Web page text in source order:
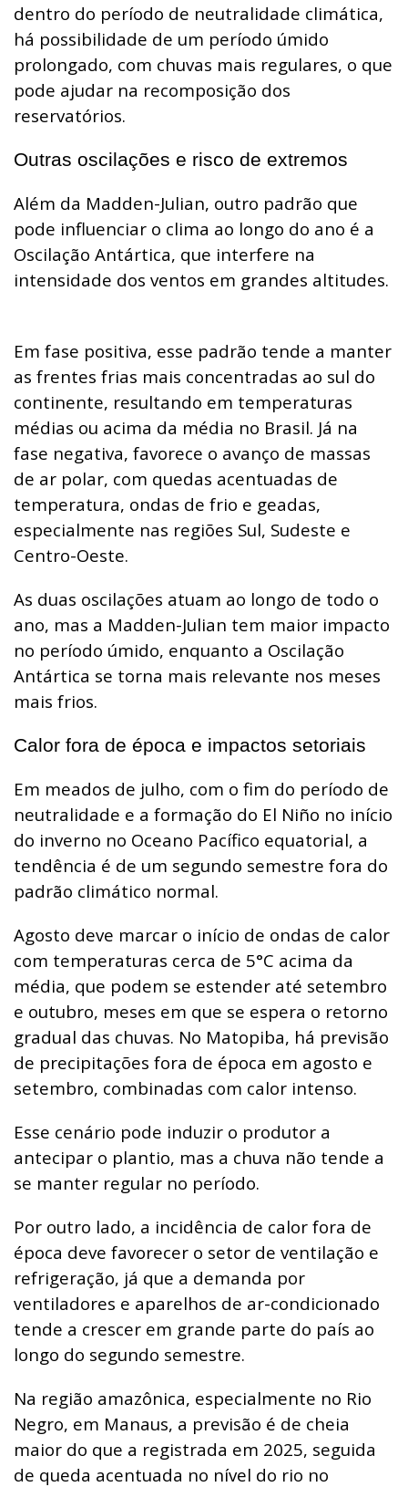
dentro do período de neutralidade climática,
há possibilidade de um período úmido
prolongado, com chuvas mais regulares, o que
pode ajudar na recomposição dos
reservatórios.
Outras oscilações e risco de extremos
Além da Madden-Julian, outro padrão que
pode influenciar o clima ao longo do ano é a
Oscilação Antártica, que interfere na
intensidade dos ventos em grandes altitudes.
Em fase positiva, esse padrão tende a manter
as frentes frias mais concentradas ao sul do
continente, resultando em temperaturas
médias ou acima da média no Brasil. Já na
fase negativa, favorece o avanço de massas
de ar polar, com quedas acentuadas de
temperatura, ondas de frio e geadas,
especialmente nas regiões Sul, Sudeste e
Centro-Oeste.
As duas oscilações atuam ao longo de todo o
ano, mas a Madden-Julian tem maior impacto
no período úmido, enquanto a Oscilação
Antártica se torna mais relevante nos meses
mais frios.
Calor fora de época e impactos setoriais
Em meados de julho, com o fim do período de
neutralidade e a formação do El Niño no início
do inverno no Oceano Pacífico equatorial, a
tendência é de um segundo semestre fora do
padrão climático normal.
Agosto deve marcar o início de ondas de calor
com temperaturas cerca de 5°C acima da
média, que podem se estender até setembro
e outubro, meses em que se espera o retorno
gradual das chuvas. No Matopiba, há previsão
de precipitações fora de época em agosto e
setembro, combinadas com calor intenso.
Esse cenário pode induzir o produtor a
antecipar o plantio, mas a chuva não tende a
se manter regular no período.
Por outro lado, a incidência de calor fora de
época deve favorecer o setor de ventilação e
refrigeração, já que a demanda por
ventiladores e aparelhos de ar-condicionado
tende a crescer em grande parte do país ao
longo do segundo semestre.
Na região amazônica, especialmente no Rio
Negro, em Manaus, a previsão é de cheia
maior do que a registrada em 2025, seguida
de queda acentuada no nível do rio no